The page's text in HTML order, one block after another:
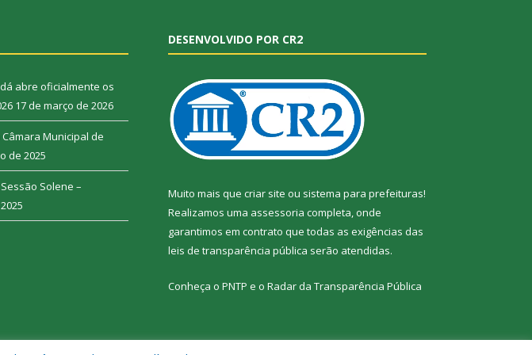
abre oficialmente os
17 de março de 2026
Municipal de
de 2025
Solene –
DESENVOLVIDO POR CR2
Muito mais que criar site ou sistema para prefeituras!
Realizamos uma assessoria completa, onde
garantimos em contrato que todas as exigências das
leis de transparência pública serão atendidas.
Conheça o PNTP e o Radar da Transparência Pública